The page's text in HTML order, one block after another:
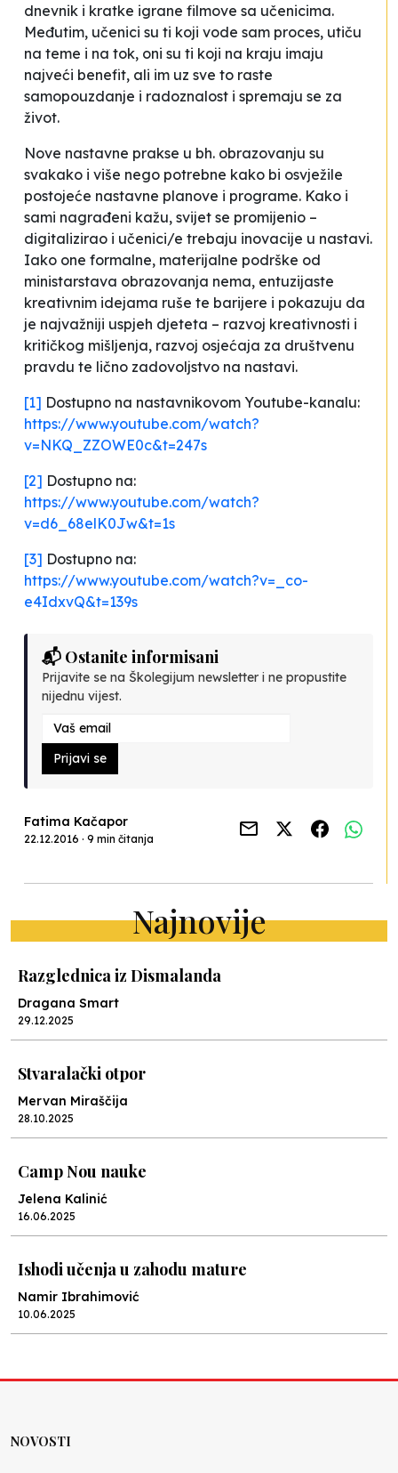
dnevnik i kratke igrane filmove sa učenicima.
Međutim, učenici su ti koji vode sam proces, utiču
na teme i na tok, oni su ti koji na kraju imaju
najveći benefit, ali im uz sve to raste
samopouzdanje i radoznalost i spremaju se za
život.
Nove nastavne prakse u bh. obrazovanju su
svakako i više nego potrebne kako bi osvježile
postojeće nastavne planove i programe. Kako i
sami nagrađeni kažu, svijet se promijenio –
digitalizirao i učenici/e trebaju inovacije u nastavi.
Iako one formalne, materijalne podrške od
ministarstava obrazovanja nema, entuzijaste
kreativnim idejama ruše te barijere i pokazuju da
je najvažniji uspjeh djeteta – razvoj kreativnosti i
kritičkog mišljenja, razvoj osjećaja za društvenu
pravdu te lično zadovoljstvo na nastavi.
[1] Dostupno na nastavnikovom Youtube-kanalu:
https://www.youtube.com/watch?
v=NKQ_ZZOWE0c&t=247s
[2] Dostupno na:
https://www.youtube.com/watch?
v=d6_68elK0Jw&t=1s
[3] Dostupno na:
https://www.youtube.com/watch?v=_co-
e4IdxvQ&t=139s
📬 Ostanite informisani
Prijavite se na Školegijum newsletter i ne propustite
nijednu vijest.
Prijavi se
Fatima Kačapor
22.12.2016 · 9 min čitanja
Najnovije
Razglednica iz Dismalanda
Dragana Smart
29.12.2025
Stvaralački otpor
Mervan Miraščija
28.10.2025
Camp Nou nauke
Jelena Kalinić
16.06.2025
Ishodi učenja u zahodu mature
Namir Ibrahimović
10.06.2025
NOVOSTI